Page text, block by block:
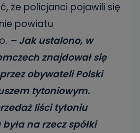
że policjanci pojawili się
powiatu
– Jak ustalono, w
znajdował się
obywateli Polski
tytoniowym.
liści tytoniu
na rzecz spółki